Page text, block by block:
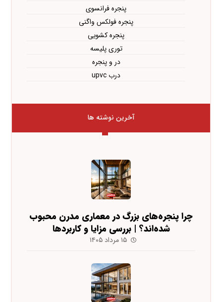
پنجره فرانسوی
پنجره فولکس واگنی
پنجره کشویی
توری پلیسه
در و پنجره
درب upvc
آخرین نوشته ها
چرا پنجره‌های بزرگ در معماری مدرن محبوب
شده‌اند؟ | بررسی مزایا و کاربردها
۱۵ مرداد ۱۴۰۵